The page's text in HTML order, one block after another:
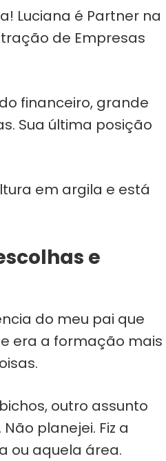
Luciana é Partner na
de Empresas
financeiro, grande
Sua última posição
em argila e está
e
do meu pai que
era a formação mais
outro assunto
planejei. Fiz a
ou aquela área.